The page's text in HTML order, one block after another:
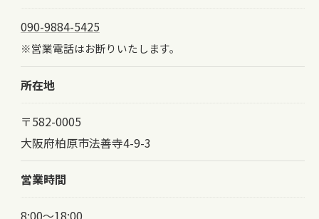
090-9884-5425
※営業電話はお断りいたします。
所在地
〒582-0005
大阪府柏原市法善寺4-9-3
営業時間